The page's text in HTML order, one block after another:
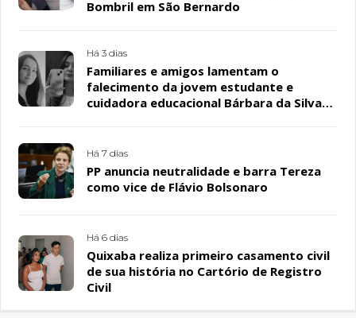
Bombril em São Bernardo
Há 3 dias
Familiares e amigos lamentam o
falecimento da jovem estudante e
cuidadora educacional Bárbara da Silva
Há 7 dias
PP anuncia neutralidade e barra Tereza
como vice de Flávio Bolsonaro
Há 6 dias
Quixaba realiza primeiro casamento civil
de sua história no Cartório de Registro
Civil